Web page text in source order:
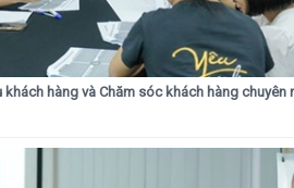
khách hàng và Chăm sóc khách hàng chuyên